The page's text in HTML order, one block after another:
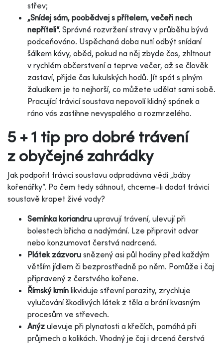
střev;
„Snídej sám, poobědvej s přítelem, večeři nech
nepříteli“. Správné rozvržení stravy v průběhu bývá
podceňováno. Uspěchaná doba nutí odbýt snídaní
šálkem kávy, oběd, pokud na něj zbyde čas, zhltnout
v rychlém občerstvení a teprve večer, až se člověk
zastaví, přijde čas lukulských hodů. Jít spát s plným
žaludkem je to nejhorší, co můžete udělat sami sobě.
Pracující trávicí soustava nepovolí klidný spánek a
ráno vás zastihne nevyspalého a rozmrzelého.
5 + 1 tip pro dobré trávení
z obyčejné zahrádky
Jak podpořit trávicí soustavu odpradávna vědí „báby
kořenářky“. Po čem tedy sáhnout, chceme-li dodat trávicí
soustavě krapet živé vody?
Semínka koriandru upravují trávení, ulevují při
bolestech břicha a nadýmání. Lze připravit odvar
nebo konzumovat čerstvá nadrcená.
Plátek zázvoru snězený asi půl hodiny před každým
větším jídlem či bezprostředně po něm. Pomůže i čaj
připravený z čerstvého kořene.
Římský kmín likviduje střevní parazity, zrychluje
vylučování škodlivých látek z těla a brání kvasným
procesům ve střevech.
Anýz ulevuje při plynatosti a křečích, pomáhá při
průjmech a kolikách. Vhodný je čaj i drcená čerstvá